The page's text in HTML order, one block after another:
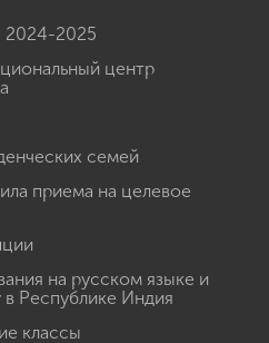
2024-2025
центр
семей
приема на целевое
на русском языке и
в Республике Индия
классы